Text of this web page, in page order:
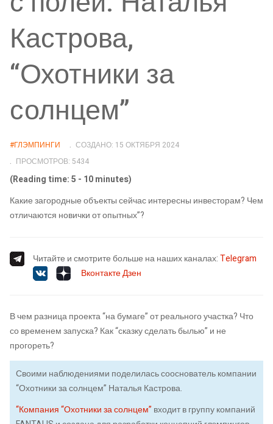
Кастрова,
“Охотники за
солнцем”
#ГЛЭМПИНГИ
СОЗДАНО: 15 ОКТЯБРЯ 2024
ПРОСМОТРОВ: 5434
(Reading time: 5 - 10 minutes)
Какие загородные объекты сейчас интересны инвесторам? Чем
отличаются новички от опытных”?
Читайте и смотрите больше на наших каналах:Telegram
ВконтактеДзен
В чем разница проекта “на бумаге” от реального участка? Что
со временем запуска? Как “сказку сделать былью” и не
прогореть?
Своими наблюдениями поделилась сооснователь компании
“Охотники за солнцем” Наталья Кастрова.
“Компания “Охотники за солнцем” входит в группу компаний